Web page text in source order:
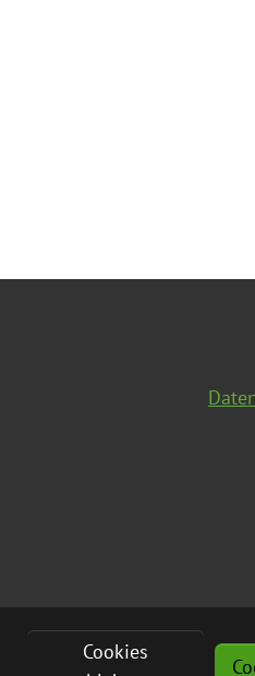
Cookies